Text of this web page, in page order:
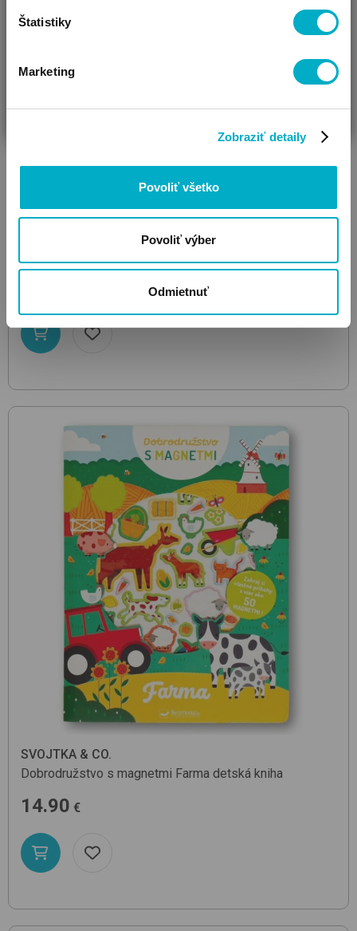
Štatistiky
Marketing
Zobraziť detaily
Povoliť všetko
Povoliť výber
Odmietnuť
GEOMAG
Magicube Blocks Stacking Safari 10 ks
SVOJTKA & CO.
Dobrodružstvo s magnetmi Farma detská kniha
14.90 €